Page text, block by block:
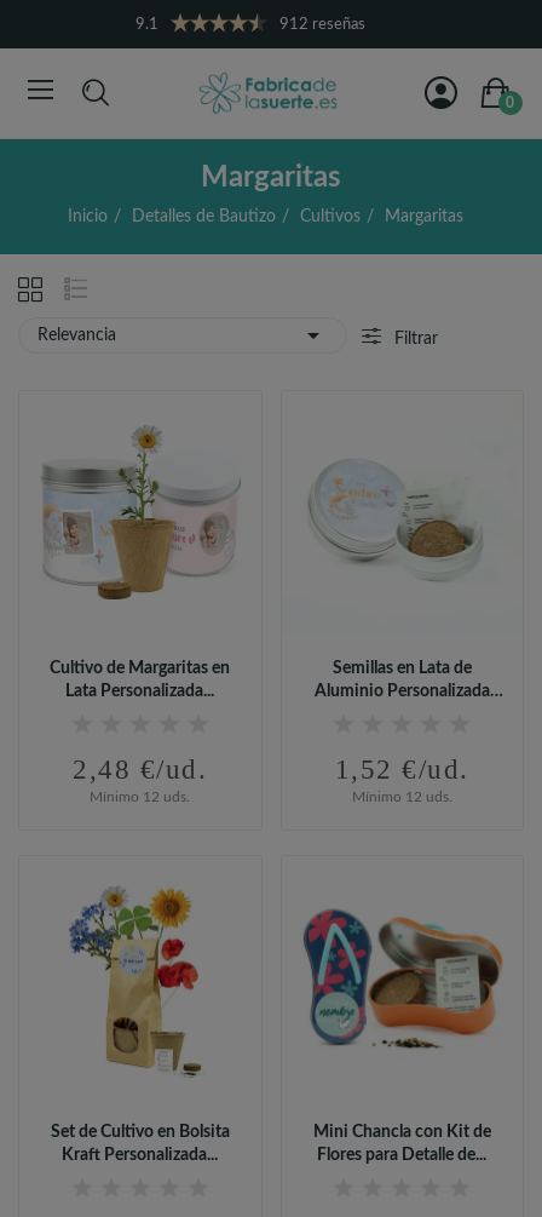
9.1 912 reseñas
0
Margaritas
Inicio Detalles de Bautizo Cultivos Margaritas
Relevancia  Filtrar
Cultivo de Margaritas en
Lata Personalizada...
2,48 €/ud.
Mínimo 12 uds.
Semillas en Lata de
Aluminio Personalizada
1,52 €/ud.
Mínimo 12 uds.
Set de Cultivo en Bolsita
Kraft Personalizada...
Mini Chancla con Kit de
Flores para Detalle de...